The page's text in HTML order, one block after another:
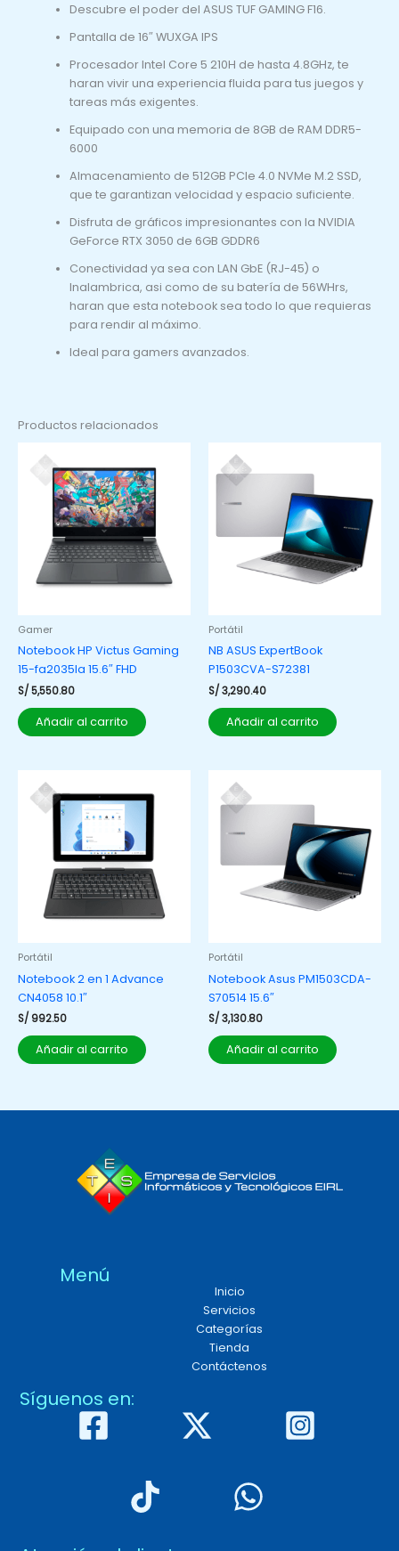
Descubre el poder del ASUS TUF GAMING F16.
Pantalla de 16″ WUXGA IPS
Procesador Intel Core 5 210H de hasta 4.8GHz, te
haran vivir una experiencia fluida para tus juegos y
tareas más exigentes.
Equipado con una memoria de 8GB de RAM DDR5-
6000
Almacenamiento de 512GB PCIe 4.0 NVMe M.2 SSD,
que te garantizan velocidad y espacio suficiente.
Disfruta de gráficos impresionantes con la NVIDIA
GeForce RTX 3050 de 6GB GDDR6
Conectividad ya sea con LAN GbE (RJ-45) o
Inalambrica, asi como de su batería de 56WHrs,
haran que esta notebook sea todo lo que requieras
para rendir al máximo.
Ideal para gamers avanzados.
Productos relacionados
Gamer
Notebook HP Victus Gaming
15-fa2035la 15.6″ FHD
S/5,550.80
Añadir al carrito
Portátil
NB ASUS ExpertBook
P1503CVA-S72381
S/3,290.40
Añadir al carrito
Portátil
Notebook 2 en 1 Advance
CN4058 10.1″
S/ 992.50
Añadir al carrito
Portátil
Notebook Asus PM1503CDA-
S70514 15.6″
S/3,130.80
Añadir al carrito
Menú
Inicio
Servicios
Categorías
Tienda
Contáctenos
Síguenos en: